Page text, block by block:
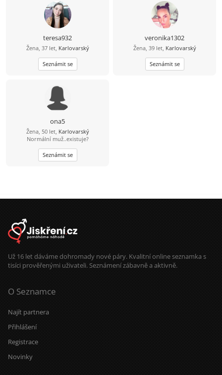
filmem, živé rozhovory a chvíle,
které stojí za to si pamatovat. Ve
volném čase dávám přednost
aktivitě: cestování, procházky po
nových místech, sport, a někdy
prostě jen pohodlí doma. Chci se
seznámit s mužem, se kterým se dá
smát, sdílet život a budovat
důvěrný, teplý vztah. Pro mě je
důležité být vedle člověka, který si
teresa932
Žena, 37 let, Karlovarský
Seznámit se
veronika1302
Žena, 39 let, Karlovarský
Seznámit se
ona5
Žena, 50 let, Karlovarský
Normální muž..existuje?
Seznámit se
Už 16 let dáváme dohromady nové páry. Kvalitní online seznamka s
tisíci prověřenými uživateli. Seznámení zábavně a aktivně.
O Seznamce
Najít partnera
Přihlášení
Registrace
Novinky